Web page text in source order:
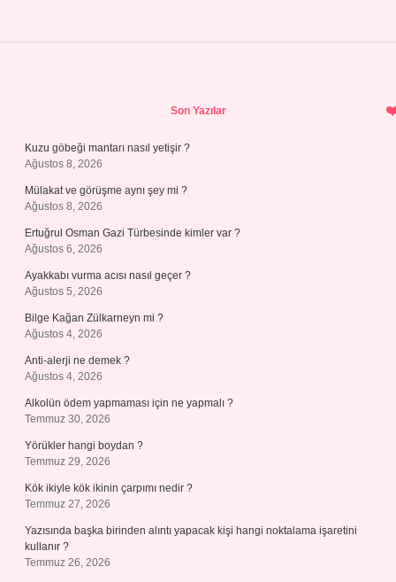
Son Yazılar
Kuzu göbeği mantarı nasıl yetişir ?
Ağustos 8, 2026
Mülakat ve görüşme aynı şey mi ?
Ağustos 8, 2026
Ertuğrul Osman Gazi Türbesinde kimler var ?
Ağustos 6, 2026
Ayakkabı vurma acısı nasıl geçer ?
Ağustos 5, 2026
Bilge Kağan Zülkarneyn mi ?
Ağustos 4, 2026
Anti-alerji ne demek ?
Ağustos 4, 2026
Alkolün ödem yapmaması için ne yapmalı ?
Temmuz 30, 2026
Yörükler hangi boydan ?
Temmuz 29, 2026
Kök ikiyle kök ikinin çarpımı nedir ?
Temmuz 27, 2026
Yazısında başka birinden alıntı yapacak kişi hangi noktalama işaretini
kullanır ?
Temmuz 26, 2026